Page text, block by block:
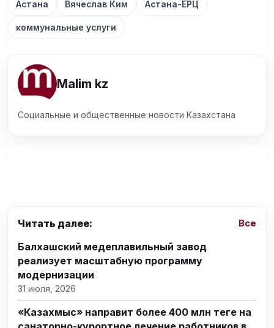
Астана Вячеслав Ким Астана-ЕРЦ
коммунальные услуги
Malim kz
Социальные и общественные новости Казахстана
Читать далее: Все
Балхашский медеплавильный завод
реализует масштабную программу
модернизации
31 июля, 2026
«Казахмыс» направит более 400 млн теңге на